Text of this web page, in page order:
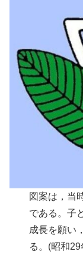
図案は，当
である。子
成長を願い
る。(昭和